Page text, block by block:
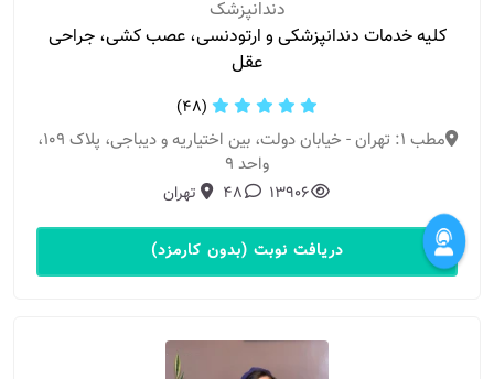
دندانپزشک
کلیه خدمات دندانپزشکی و ارتودنسی، عصب کشی، جراحی
عقل
(48)
مطب 1: تهران - خیابان دولت، بین اختیاریه و دیباجی، پلاک ۱۰۹،
واحد ۹
13906
48 تهران
دریافت نوبت (بدون کارمزد)